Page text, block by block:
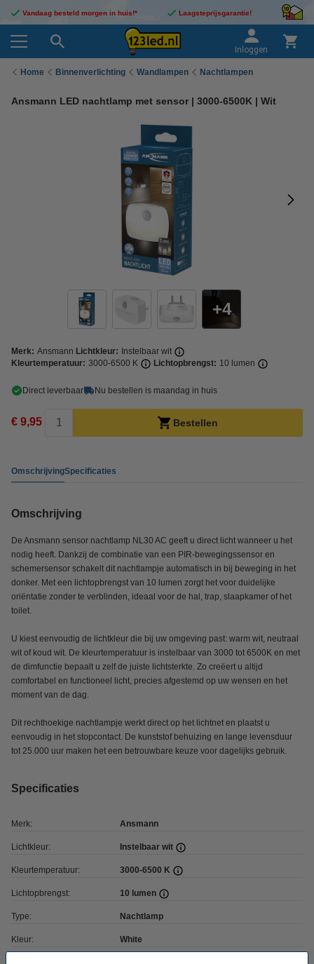
Vandaag besteld morgen in huis!* Laagsteprijsgarantie!
Inloggen
Home Binnenverlichting Wandlampen Nachtlampen
Ansmann LED nachtlamp met sensor | 3000-6500K | Wit
4
Merk: Ansmann Lichtkleur:
Instelbaar wit
Kleurtemperatuur: 3000-6500 K Lichtopbrengst: 10 lumen
Direct leverbaar Nu bestellen is maandag in huis
€ 9,95 Bestellen
OmschrijvingSpecificaties
Omschrijving
De Ansmann sensor nachtlamp NL30 AC geeft u direct licht wanneer u het
nodig heeft. Dankzij de combinatie van een PIR-bewegingssensor en
schemersensor schakelt dit nachtlampje automatisch in bij beweging in het
donker. Met een lichtopbrengst van 10 lumen zorgt het voor duidelijke
oriëntatie zonder te verblinden, ideaal voor de hal, trap, slaapkamer of het
toilet.
U kiest eenvoudig de lichtkleur die bij uw omgeving past: warm wit, neutraal
wit of koud wit. De kleurtemperatuur is instelbaar van 3000 tot 6500K en met
de dimfunctie bepaalt u zelf de juiste lichtsterkte. Zo creëert u altijd
comfortabel en functioneel licht, precies afgestemd op uw wensen en het
moment van de dag.
Dit rechthoekige nachtlampje werkt direct op het lichtnet en plaatst u
eenvoudig in het stopcontact. De kunststof behuizing en lange levensduur
tot 25.000 uur maken het een betrouwbare keuze voor dagelijks gebruik.
Specificaties
Merk: Ansmann
Lichtkleur: Instelbaar wit
Kleurtemperatuur: 3000-6500 K
Lichtopbrengst: 10 lumen
Type: Nachtlamp
Kleur: White